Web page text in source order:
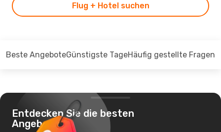
Flug + Hotel suchen
Beste AngeboteGünstigste TageHäufig gestellte Fragen
Entdecken Sie die besten
Angebote